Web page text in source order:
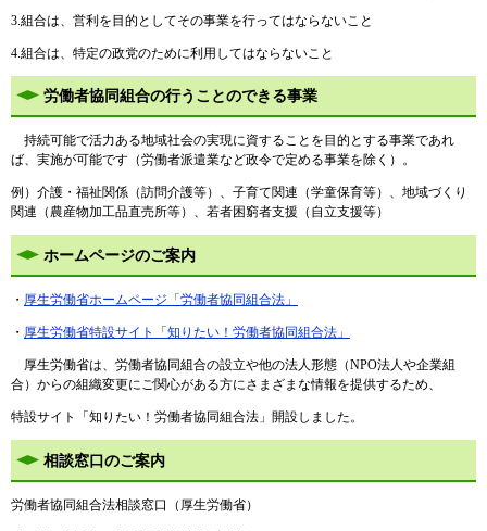
3.組合は、営利を目的としてその事業を行ってはならないこと
4.組合は、特定の政党のために利用してはならないこと
労働者協同組合の行うことのできる事業
持続可能で活力ある地域社会の実現に資することを目的とする事業であれ
ば、実施が可能です（労働者派遣業など政令で定める事業を除く）。
例）介護・福祉関係（訪問介護等）、子育て関連（学童保育等）、地域づくり
関連（農産物加工品直売所等）、若者困窮者支援（自立支援等）
ホームページのご案内
・ 厚生労働省ホームページ「労働者協同組合法」
・ 厚生労働省特設サイト「知りたい！労働者協同組合法」
厚生労働省は、労働者協同組合の設立や他の法人形態（NPO法人や企業組
合）からの組織変更にご関心がある方にさまざまな情報を提供するため、
特設サイト「知りたい！労働者協同組合法」開設しました。
相談窓口のご案内
労働者協同組合法相談窓口（厚生労働省）